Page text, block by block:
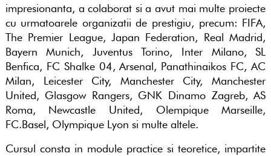
impresionanta, a colaborat si a avut mai multe proiecte
cu urmatoarele organizatii de prestigiu, precum: FIFA,
The Premier League, Japan Federation, Real Madrid,
Bayern Munich, Juventus Torino, Inter Milano, SL
Benfica, FC Shalke 04, Arsenal, Panathinaikos FC, AC
Milan, Leicester City, Manchester City, Manchester
United, Glasgow Rangers, GNK Dinamo Zagreb, AS
Roma, Newcastle United, Olempique Marseille,
FC.Basel, Olympique Lyon si multe altele.
Cursul consta in module practice si teoretice, impartite